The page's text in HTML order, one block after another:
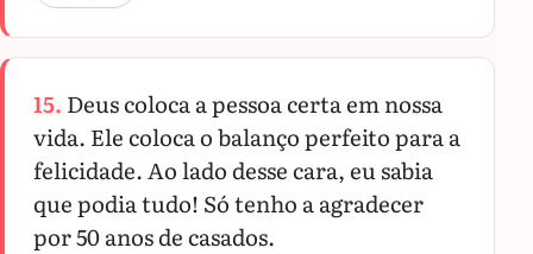
15. Deus coloca a pessoa certa em nossa
vida. Ele coloca o balanço perfeito para a
felicidade. Ao lado desse cara, eu sabia
que podia tudo! Só tenho a agradecer
por 50 anos de casados.